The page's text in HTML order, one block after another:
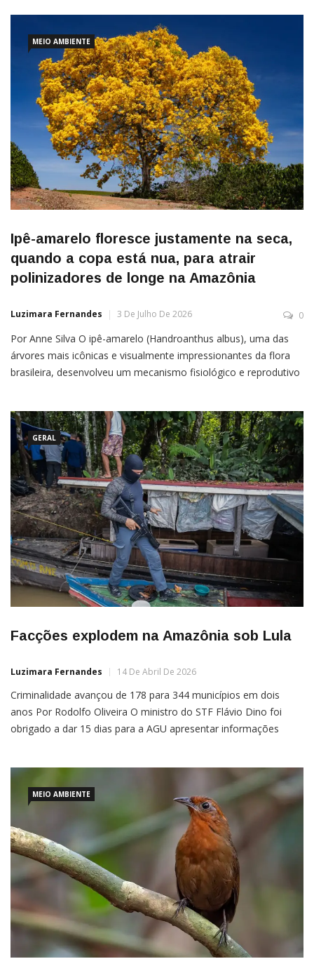
ROBUSTA Waldbier, uma cerveja puro malte que tem […]
MEIO AMBIENTE
Ipê-amarelo floresce justamente na seca,
quando a copa está nua, para atrair
polinizadores de longe na Amazônia
Luzimara Fernandes 3 De Julho De 2026 0
Por Anne Silva O ipê-amarelo (Handroanthus albus), uma das
árvores mais icônicas e visualmente impressionantes da flora
brasileira, desenvolveu um mecanismo fisiológico e reprodutivo
evolutiva que maximiza o contraste visual de suas flores para
atrairGERAL
Facções explodem na Amazônia sob Lula
Luzimara Fernandes 14 De Abril De 2026
Criminalidade avançou de 178 para 344 municípios em dois
anos Por Rodolfo Oliveira O ministro do STF Flávio Dino foi
obrigado a dar 15 dias para a AGU apresentar informações
sobre a região que o petista tanto posa […]
MEIO AMBIENTE